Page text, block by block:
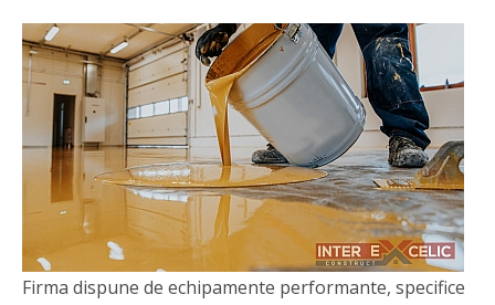
Firma dispune de echipamente performante, specifice